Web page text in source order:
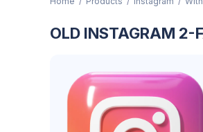
OLD INSTAGRAM